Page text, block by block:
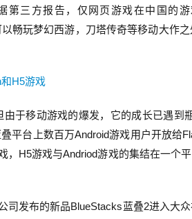
第三方报告，仅网页游戏在中国的
畅玩梦幻西游，刀塔传奇等移动大作
于移动游戏的爆发，它的成长已遇到
平台上数百万Android游戏用户开放给
，H5游戏与Andriod游戏的集结在一个
司发布的新品BlueStacks蓝叠2进入大